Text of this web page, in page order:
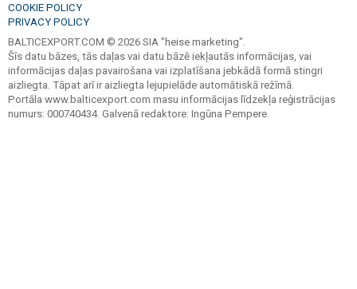
COOKIE POLICY
PRIVACY POLICY
BALTICEXPORT.COM © 2026 SIA "heise marketing".
Šīs datu bāzes, tās daļas vai datu bāzē iekļautās informācijas, vai
informācijas daļas pavairošana vai izplatīšana jebkādā formā stingri
aizliegta. Tāpat arī ir aizliegta lejupielāde automātiskā režīmā.
Portāla www.balticexport.com masu informācijas līdzekļa reģistrācijas
numurs: 000740434. Galvenā redaktore: Ingūna Pempere.